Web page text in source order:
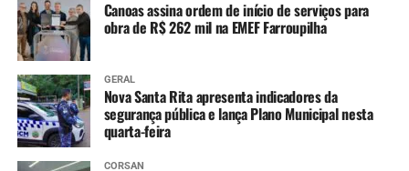
Canoas assina ordem de início de serviços para
obra de R$ 262 mil na EMEF Farroupilha
GERAL
Nova Santa Rita apresenta indicadores da
segurança pública e lança Plano Municipal nesta
quarta-feira
CORSAN